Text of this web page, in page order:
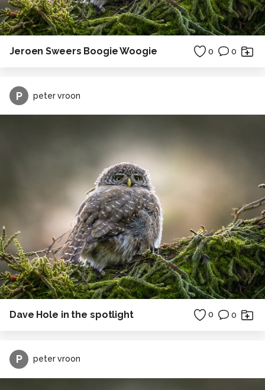
Jeroen Sweers Boogie Woogie 0 0
P peter vroon
Dave Hole in the spotlight 0 0
P peter vroon